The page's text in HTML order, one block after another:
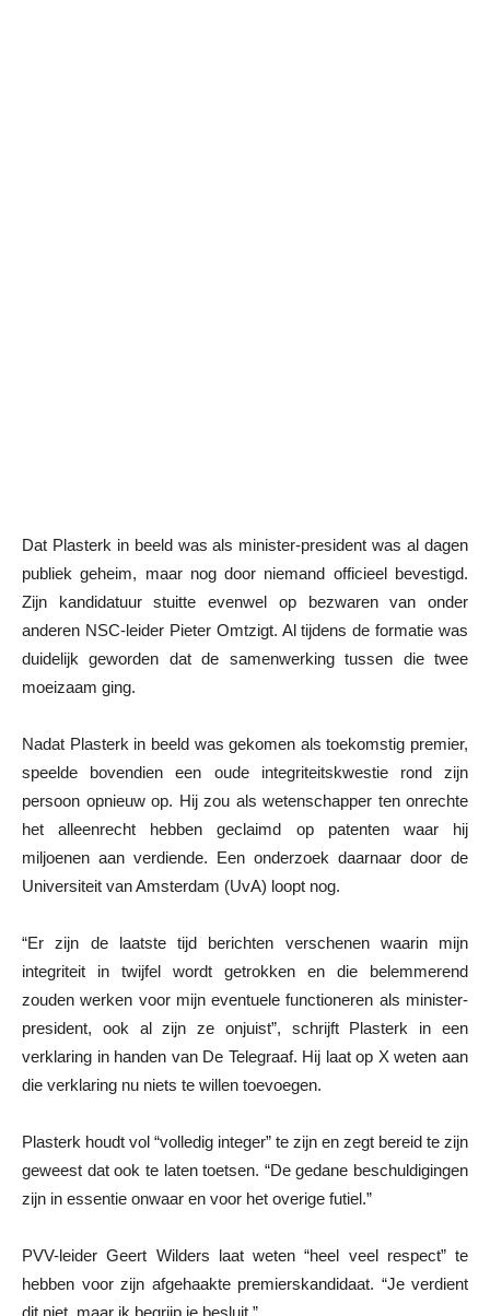
Dat Plasterk in beeld was als minister-president was al dagen
publiek geheim, maar nog door niemand officieel bevestigd.
Zijn kandidatuur stuitte evenwel op bezwaren van onder
anderen NSC-leider Pieter Omtzigt. Al tijdens de formatie was
duidelijk geworden dat de samenwerking tussen die twee
moeizaam ging.
Nadat Plasterk in beeld was gekomen als toekomstig premier,
speelde bovendien een oude integriteitskwestie rond zijn
persoon opnieuw op. Hij zou als wetenschapper ten onrechte
het alleenrecht hebben geclaimd op patenten waar hij
miljoenen aan verdiende. Een onderzoek daarnaar door de
Universiteit van Amsterdam (UvA) loopt nog.
“Er zijn de laatste tijd berichten verschenen waarin mijn
integriteit in twijfel wordt getrokken en die belemmerend
zouden werken voor mijn eventuele functioneren als minister-
president, ook al zijn ze onjuist”, schrijft Plasterk in een
verklaring in handen van De Telegraaf. Hij laat op X weten aan
die verklaring nu niets te willen toevoegen.
Plasterk houdt vol “volledig integer” te zijn en zegt bereid te zijn
geweest dat ook te laten toetsen. “De gedane beschuldigingen
zijn in essentie onwaar en voor het overige futiel.”
PVV-leider Geert Wilders laat weten “heel veel respect” te
hebben voor zijn afgehaakte premierskandidaat. “Je verdient
dit niet, maar ik begrijp je besluit.”